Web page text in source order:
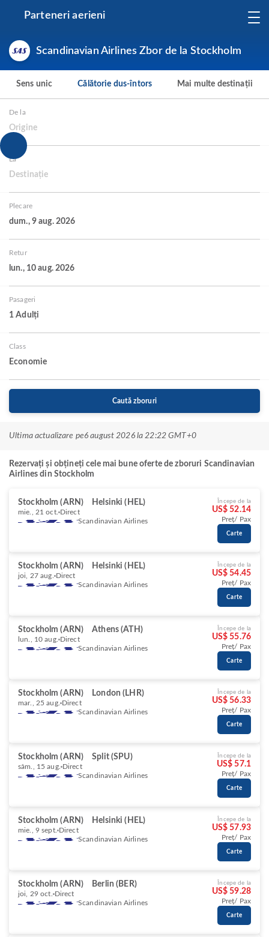
Parteneri aerieni
Scandinavian Airlines Zbor de la Stockholm
Sens unic Călătorie dus-întors Mai multe destinații
De la
Origine
La
Destinație
Plecare
dum., 9 aug. 2026
Retur
lun., 10 aug. 2026
Pasageri
1 Adulți
Class
Economie
Caută zboruri
Ultima actualizare pe6 august 2026 la 22:22 GMT+0
Rezervați și obțineți cele mai bune oferte de zboruri Scandinavian
Airlines din Stockholm
Stockholm (ARN) Helsinki (HEL)
mie., 21 oct. Direct
Scandinavian Airlines
Începe de la
US$ 52.14
Preț/ Pax
Carte
Stockholm (ARN) Helsinki (HEL)
joi, 27 aug. Direct
Scandinavian Airlines
Începe de la
US$ 54.45
Preț/ Pax
Carte
Stockholm (ARN) Athens (ATH)
lun., 10 aug. Direct
Scandinavian Airlines
Începe de la
US$ 55.76
Preț/ Pax
Carte
Stockholm (ARN) London (LHR)
mar., 25 aug. Direct
Scandinavian Airlines
Începe de la
US$ 56.33
Preț/ Pax
Carte
Stockholm (ARN) Split (SPU)
sâm., 15 aug. Direct
Scandinavian Airlines
Începe de la
US$ 57.1
Preț/ Pax
Carte
Stockholm (ARN) Helsinki (HEL)
mie., 9 sept. Direct
Scandinavian Airlines
Începe de la
US$ 57.93
Preț/ Pax
Carte
Stockholm (ARN) Berlin (BER)
joi, 29 oct. Direct
Scandinavian Airlines
Începe de la
US$ 59.28
Preț/ Pax
Carte